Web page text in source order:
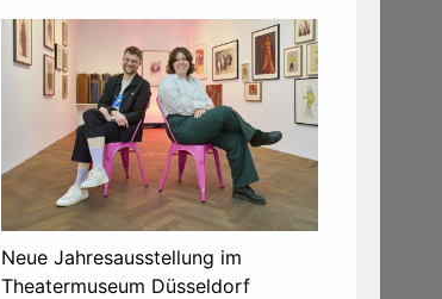
Neue Jahresausstellung im
Theatermuseum Düsseldorf